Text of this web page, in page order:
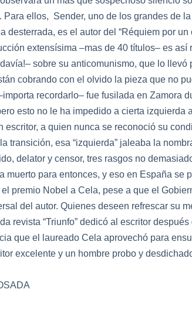
Para ellos, Sender, uno de los grandes de la
desterrada, es el autor del “Réquiem por un
extensísima –mas de 40 títulos– es
sobre su anticomunismo, que lo llevó
cobrando con el olvido la pieza que no
recordarlo– fue fusi lada en Zamora
esto no le ha impedido a cierta izquierda
escritor, a quien nunca se reconoció su
la transición, esa “izquierda” jaleaba la
de lator y censor, tres rasgos no
muerto para entonces, y eso en España se
premio Nobel a Ce la, pese a que el
del autor. Quienes deseen refrescar su
revista “Triunfo” dedicó al escritor después
que el
laureado Ce la aprovechó para
excelente y un hombre probo y